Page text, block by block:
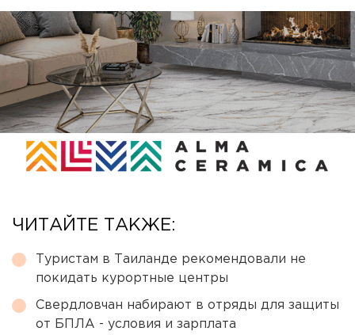
ЧИТАЙТЕ ТАКЖЕ:
Туристам в Таиланде рекомендовали не
покидать курортные центры
Свердловчан набирают в отряды для защиты
от БПЛА - условия и зарплата